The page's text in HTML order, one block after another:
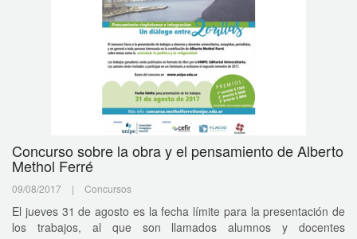
Concurso sobre la obra y el pensamiento de Alberto
Methol Ferré
09/08/2017 | Concursos
El jueves 31 de agosto es la fecha límite para la presentación de
los trabajos, al que son llamados alumnos y docentes